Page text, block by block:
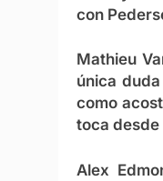
con
Mathieu
única
como
toca desde
Alex